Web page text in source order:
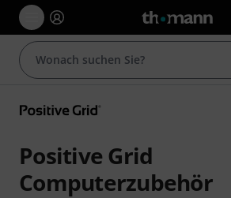
Positive Grid
Computerzubehör